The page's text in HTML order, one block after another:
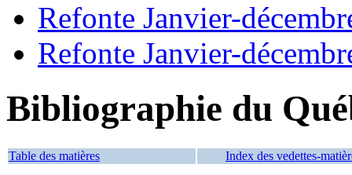
Refonte Janvier-
Refonte Janvier-
Bibliographie du
Table des matières Index des vedettes-